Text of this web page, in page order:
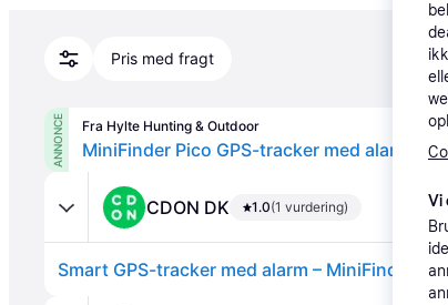
Pris med fragt
ANNONCE Fra Hylte Hunting & Outdoor
MiniFinder Pico GPS-tracker med alarm.
CDON DK 1.0(1 vurdering)
Smart GPS-tracker med alarm – MiniFinder
Vi